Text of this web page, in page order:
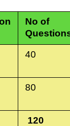
No of
40
80
120